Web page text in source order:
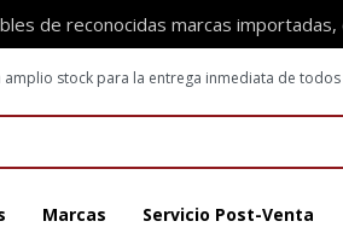
de reconocidas marcas
Marcas Servicio Post-Venta
stock para la entrega inmediata de